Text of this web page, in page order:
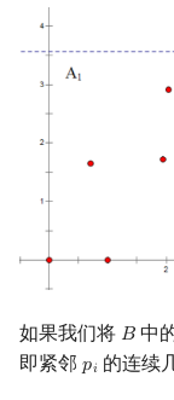
如果我们将 𝐵
B 中
即紧邻 𝑝𝑖
pi 的连续